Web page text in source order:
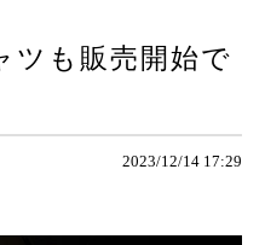
ツも販売開始で
2023/12/14 17:29